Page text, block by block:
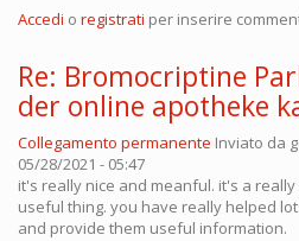
Accedi o registrati per inserire
Re: Bromocriptine
der online apotheke
Collegamento permanente Inviato da
05/28/2021 - 05:47
it's really nice and meanful. it's a
useful thing. you have really helped
and provide them useful information.